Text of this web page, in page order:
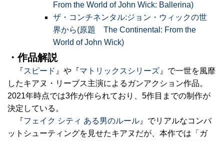
From the World of John Wick: Ballerina)
ザ・コンチネンタル:ジョン・ウィックの世
界から(原題 The Continental: From the
World of John Wick)
・作品解説
『スピード 』や『マトリックスシリーズ 』で一世を風靡
したキアヌ・リーブス主演によるガンアクション作品。
2021年時点では3作が作られており、5作目までの制作が
決定している。
『フェイク シティ ある男のルール 』でリアルなコンバ
ットシューティングを見せたキアヌだが、本作では「ガ